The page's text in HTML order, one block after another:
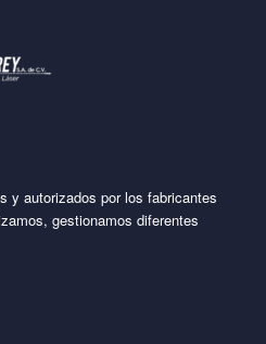
y autorizados por los fabricantes
gestionamos diferentes